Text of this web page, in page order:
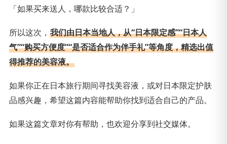
「如果买来送人，哪款比较合适？」
所以这次， 我们由日本当地人，从“日本限定感”“日本人
气”“购买方便度”“是否适合作为伴手礼”等角度，精选出值
得推荐的美容液。
如果你正在日本旅行期间寻找美容液，或对日本限定护肤
品感兴趣，希望这篇内容能帮助你找到适合自己的产品。
如果这篇文章对你有帮助，也欢迎分享到社交媒体。